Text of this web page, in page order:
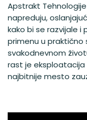
Apstrakt
napreduju,
kako bi se razvijale i
primenu u praktično
svakodnevnom
rast je
najbitnije mesto